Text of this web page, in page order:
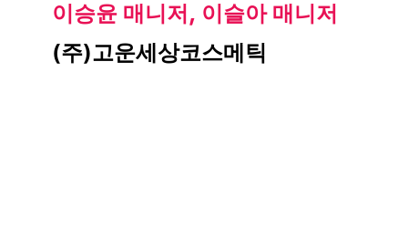
이승윤 매니저, 이슬아 매니저
(주)고운세상코스메틱